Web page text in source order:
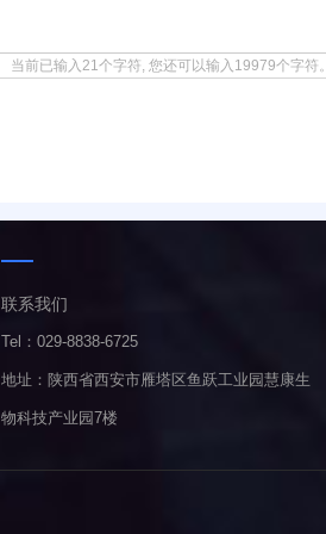
当前已输入21个字符, 您还可以输入19979个字符。
联系我们
Tel：029-8838-6725
地址：陕西省西安市雁塔区鱼跃工业园慧康生
物科技产业园7楼